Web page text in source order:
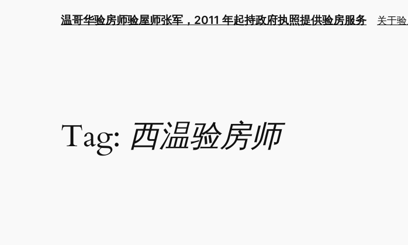
温哥华验房师验屋师张军，2011 年起持政府执照提供验房服务 关于
Tag: 西温验房师